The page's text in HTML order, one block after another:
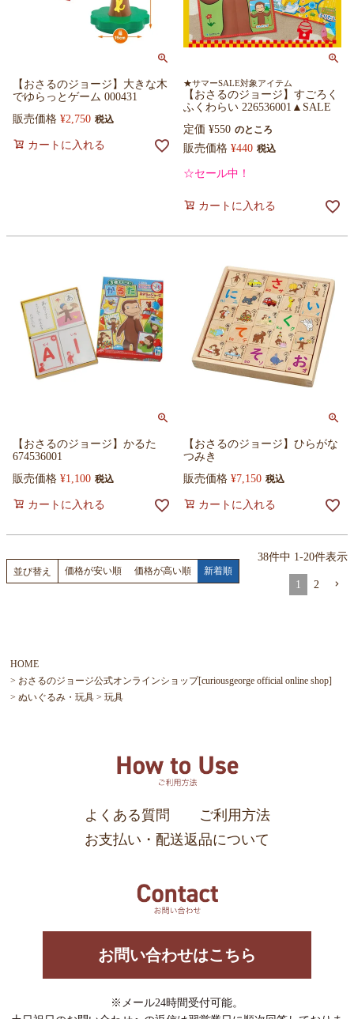
【おさるのジョージ】大きな木
でゆらっとゲーム 000431
販売価格 ¥2,750 税込
カートに入れる
★サマーSALE対象アイテム
【おさるのジョージ】すごろく
ふくわらい 226536001▲SALE
定価 ¥550 のところ
販売価格 ¥440 税込
☆セール中！
カートに入れる
【おさるのジョージ】かるた
674536001
販売価格 ¥1,100 税込
カートに入れる
【おさるのジョージ】ひらがな
つみき
販売価格 ¥7,150 税込
カートに入れる
並び替え 価格が安い順 価格が高い順 新着順
38件中 1-20件表示
1 2
HOME
おさるのジョージ公式オンラインショップ[curiousgeorge official online shop]
ぬいぐるみ・玩具
玩具
よくある質問
ご利用方法
お支払い・配送返品について
お問い合わせはこちら
※メール24時間受付可能。